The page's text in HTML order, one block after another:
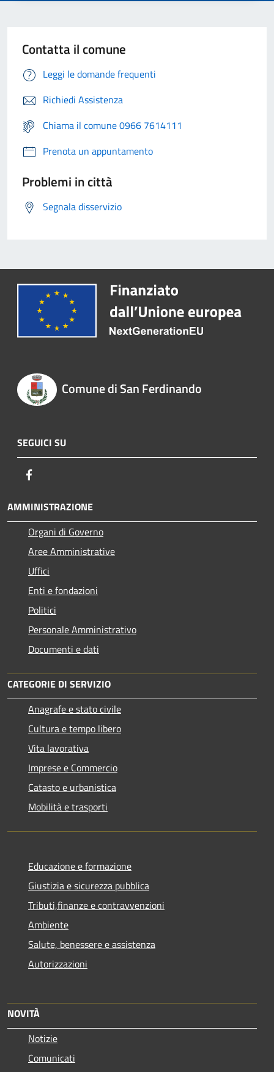
Contatta il comune
Leggi le domande frequenti
Richiedi Assistenza
Chiama il comune 0966 7614111
Prenota un appuntamento
Problemi in città
Segnala disservizio
Comune di San Ferdinando
SEGUICI SU
AMMINISTRAZIONE
Organi di Governo
Aree Amministrative
Uffici
Enti e fondazioni
Politici
Personale Amministrativo
Documenti e dati
CATEGORIE DI SERVIZIO
Anagrafe e stato civile
Cultura e tempo libero
Vita lavorativa
Imprese e Commercio
Catasto e urbanistica
Mobilità e trasporti
Educazione e formazione
Giustizia e sicurezza pubblica
Tributi,finanze e contravvenzioni
Ambiente
Salute, benessere e assistenza
Autorizzazioni
NOVITÀ
Notizie
Comunicati